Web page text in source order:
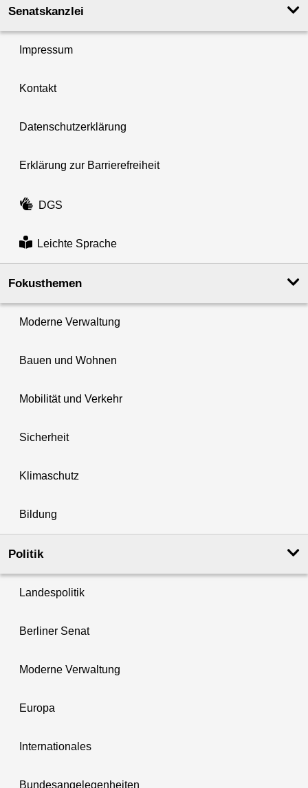
Senatskanzlei
Impressum
Kontakt
Datenschutzerklärung
Erklärung zur Barrierefreiheit
DGS
Leichte Sprache
Fokusthemen
Moderne Verwaltung
Bauen und Wohnen
Mobilität und Verkehr
Sicherheit
Klimaschutz
Bildung
Politik
Landespolitik
Berliner Senat
Moderne Verwaltung
Europa
Internationales
Bundesangelegenheiten